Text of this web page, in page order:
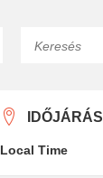
IDŐJÁRÁS
Local Time